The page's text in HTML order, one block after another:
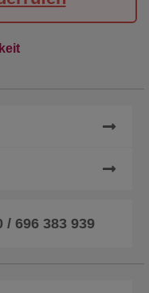
/ 696 383 939